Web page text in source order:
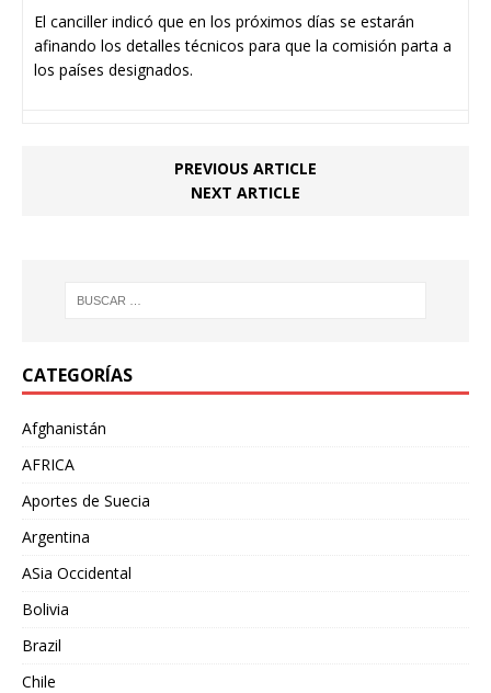
El canciller indicó que en los próximos días se estarán
afinando los detalles técnicos para que la comisión parta a
los países designados.
PREVIOUS ARTICLE
NEXT ARTICLE
CATEGORÍAS
Afghanistán
AFRICA
Aportes de Suecia
Argentina
ASia Occidental
Bolivia
Brazil
Chile